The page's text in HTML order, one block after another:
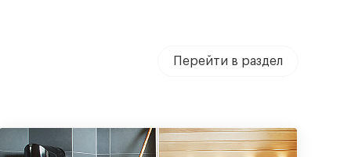
Перейти в раздел